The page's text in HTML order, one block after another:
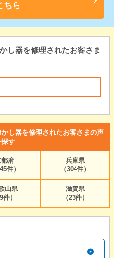
ちら
し器を修理されたお客さま
し器を修理されたお客さまの声
探す
都府
件）
兵庫県
（304件）
山県
9件）
滋賀県
（23件）